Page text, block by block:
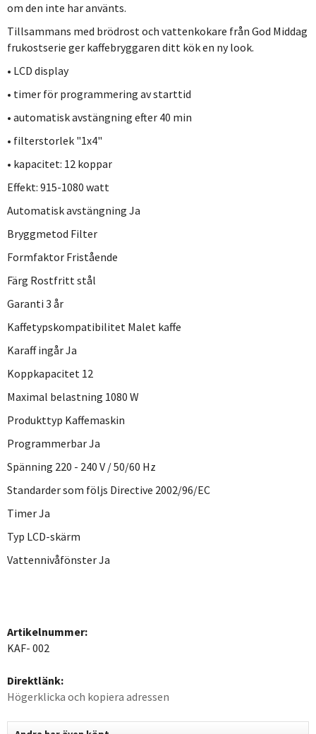
om den inte har använts.
Tillsammans med brödrost och vattenkokare från God Middag
frukostserie ger kaffebryggaren ditt kök en ny look.
• LCD display
• timer för programmering av starttid
• automatisk avstängning efter 40 min
• filterstorlek "1x4"
• kapacitet: 12 koppar
Effekt: 915-1080 watt
Automatisk avstängning Ja
Bryggmetod Filter
Formfaktor Fristående
Färg Rostfritt stål
Garanti 3 år
Kaffetypskompatibilitet Malet kaffe
Karaff ingår Ja
Koppkapacitet 12
Maximal belastning 1080 W
Produkttyp Kaffemaskin
Programmerbar Ja
Spänning 220 - 240 V / 50/60 Hz
Standarder som följs Directive 2002/96/EC
Timer Ja
Typ LCD-skärm
Vattennivåfönster Ja
Artikelnummer:
KAF- 002
Direktlänk:
Högerklicka och kopiera adressen